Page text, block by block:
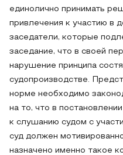
единолично принимать
привлечения к участию в
заседатели, которые
заседание, что в своей
нарушение принципа
судопроизводстве.
норме необходимо
на то, что в
к слушанию судом с
суд должен
назначено именно такое